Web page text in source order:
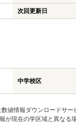
次回更新日
中学校区
値情報ダウンロードサ
現在の学区域と異なる